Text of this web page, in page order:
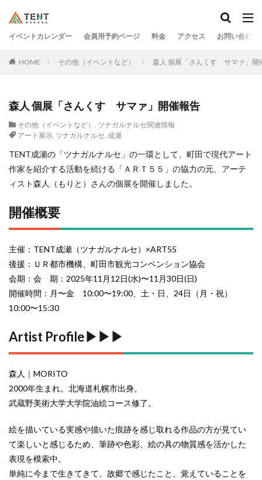
イベントカレンダー 会員用予約ページ 料金 アクセス お問い合わせ
HOME その他（イベントなど） 森人 個展「さんくす サマァ」開
森人 個展「さんくす サマァ」開催報告
その他（イベントなど） , ツナガルナルセ関連情報
アート展示, ツナガルナルセ, 成瀬
TENT成瀬の「ツナガルナルセ」の一環として、町田で現代アート
作家を紹介する活動を続ける「ＡＲＴ５５」の協力の元、アーテ
ィスト森人（もりと）さんの個展を開催しました。
開催概要
主催：TENT成瀬（ツナガルナルセ）×ART55
後援：ＵＲ都市機構、町田市観光コンベンション協会
会期：会 期：2025年11月12日(水)〜11月30日(日)
開催時間：月〜金 10:00〜19:00、土・日、24日（月・祝）
10:00〜15:30
Artist Profile▶︎▶︎▶︎
森人｜MORITO
2000年生まれ。北海道札幌市出身。
武蔵野美術大学大学院油絵コース修了。
絵を描いている実感や描いた痕跡を感じ取れる作品の方が見てい
て楽しいと感じるため、筆跡や色彩、絵の具の物質感を活かした
表現を模索中。
単純に今まで生きてきて、故郷で感じたこと、覚えていることを